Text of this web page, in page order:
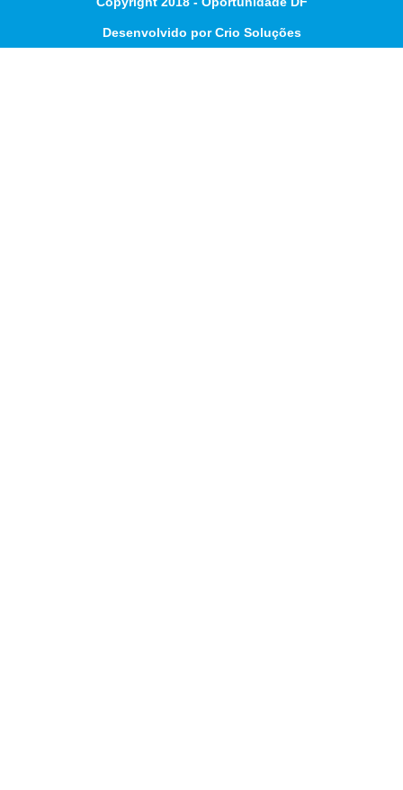
Desenvolvido por Crio Soluções